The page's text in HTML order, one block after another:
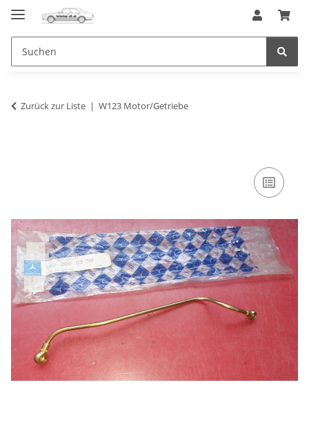
Zurück zur Liste W123 Motor/Getriebe